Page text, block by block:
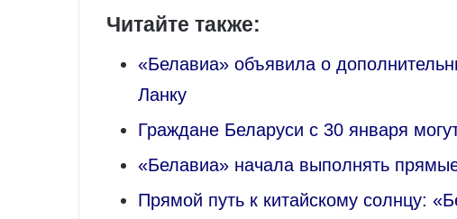
Читайте также:
«Белавиа» объявила о
Ланку
Граждане Беларуси с 30 января
«Белавиа» начала выполнять
Прямой путь к китайскому солнцу: